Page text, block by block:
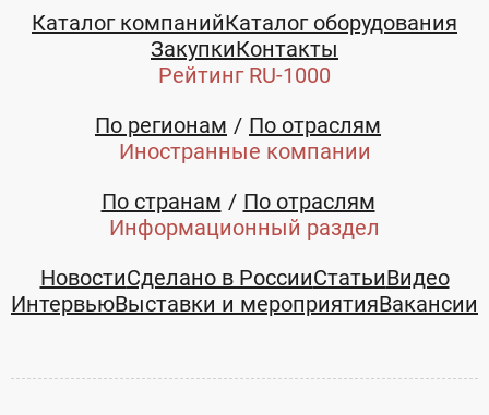
Каталог компанийКаталог оборудования
ЗакупкиКонтакты
Рейтинг RU-1000
По регионам
По отраслям
Иностранные компании
По странам
По отраслям
Информационный раздел
НовостиСделано в РоссииСтатьиВидео
ИнтервьюВыставки и мероприятияВакансии